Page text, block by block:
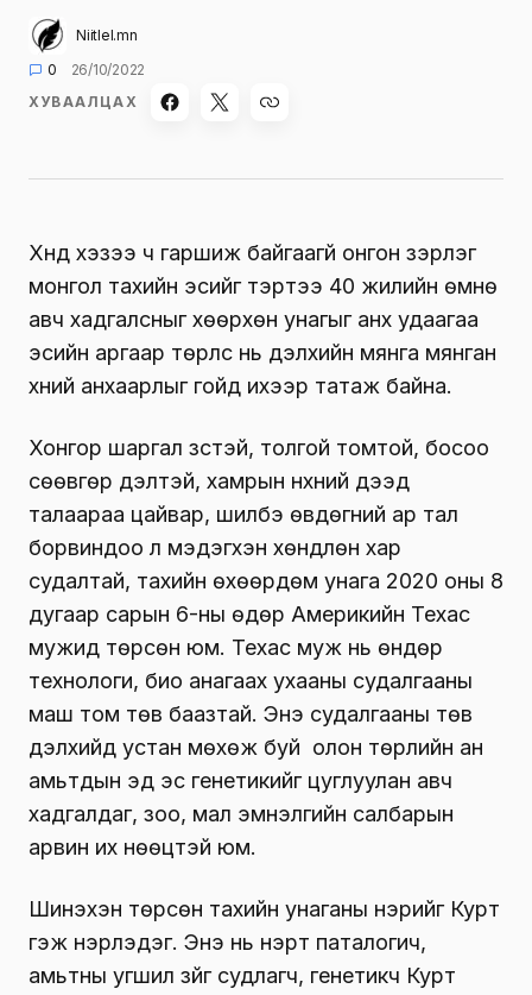
Niitlel.mn
0
26/10/2022
ХУВААЛЦАХ
Хүнд хэзээ ч гаршиж байгаагүй онгон зэрлэг
монгол тахийн эсийг тэртээ 40 жилийн өмнө
авч хадгалсныг хөөрхөн унагыг анх удаагаа
эсийн аргаар төрүүлс нь дэлхийн мянга мянган
хүний анхаарлыг гойд ихээр татаж байна.
Хонгор шаргал зүстэй, толгой томтой, босоо
сөөвгөр дэлтэй, хамрын нүхний дээд
талаараа цайвар, шилбэ өвдөгний ар тал
борвиндоо үл мэдэгхэн хөндлөн хар
судалтай, тахийн өхөөрдөм унага 2020 оны 8
дугаар сарын 6-ны өдөр Америкийн Техас
мужид төрсөн юм. Техас муж нь өндөр
технологи, био анагаах ухааны судалгааны
маш том төв баазтай. Энэ судалгааны төв
дэлхийд устан мөхөж буй олон төрлийн ан
амьтдын эд эс генетикийг цуглуулан авч
хадгалдаг, зоо, мал эмнэлгийн салбарын
арвин их нөөцтэй юм.
Шинэхэн төрсөн тахийн унаганы нэрийг Курт
гэж нэрлэдэг. Энэ нь нэрт паталогич,
амьтны угшил зүйг судлагч, генетикч Курт